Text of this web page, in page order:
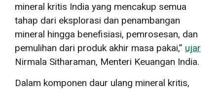
mineral kritis India yang mencakup semua
tahap dari eksplorasi dan penambangan
mineral hingga benefisiasi, pemrosesan, dan
pemulihan dari produk akhir masa pakai,” ujar
Nirmala Sitharaman, Menteri Keuangan India.
Dalam komponen daur ulang mineral kritis,